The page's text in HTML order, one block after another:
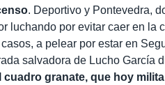
. Deportivo y Pontevedra,
luchando por evitar caer en la
a pelear por estar en
salvadora de Lucho García
cuadro granate, que hoy